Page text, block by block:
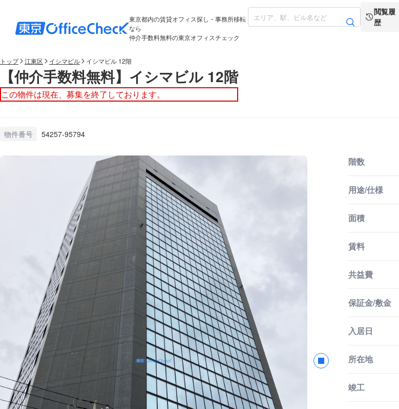
東京都内の賃貸オフィス探し・事務所移転
なら
仲介手数料無料の東京オフィスチェック
閲覧履
歴
トップ 江東区 イシマビル イシマビル 12階
【仲介手数料無料】イシマビル 12階
この物件は現在、募集を終了しております。
物件番号 54257-95794
階数
用途/仕様
面積
賃料
共益費
保証金/敷金
入居日
所在地
竣工